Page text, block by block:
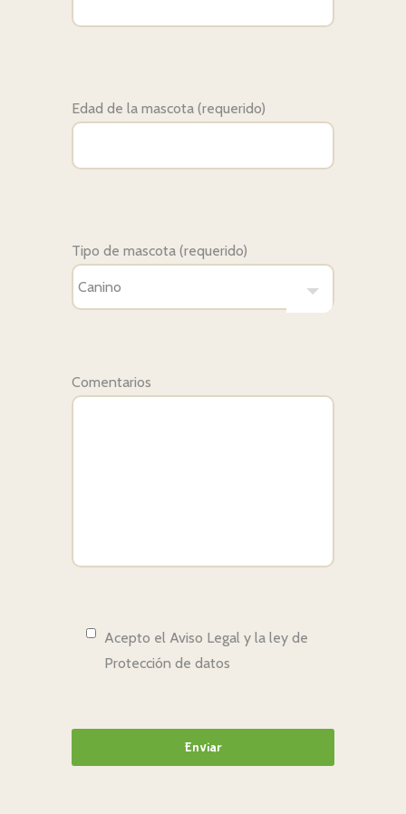
Edad de la mascota (requerido)
Tipo de mascota (requerido)
Comentarios
Acepto el Aviso Legal y la ley de
Protección de datos